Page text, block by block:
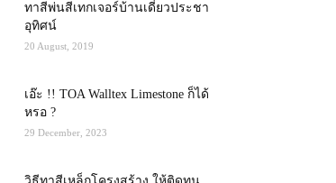
ทาสีพ่นสีเทกเจอร์บ้านเดี่ยวประชา
อุทิศน์
20 August, 2019
เอ๊ะ !! TOA Walltex Limestone ก็ได้
หรอ ?
29 December, 2023